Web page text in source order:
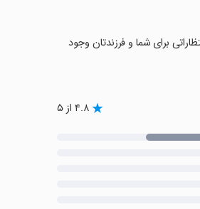
برای شما و فرزندتان وجود
۴.۸ از ۵